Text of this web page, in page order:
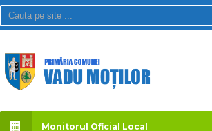
Monitorul Oficial Local